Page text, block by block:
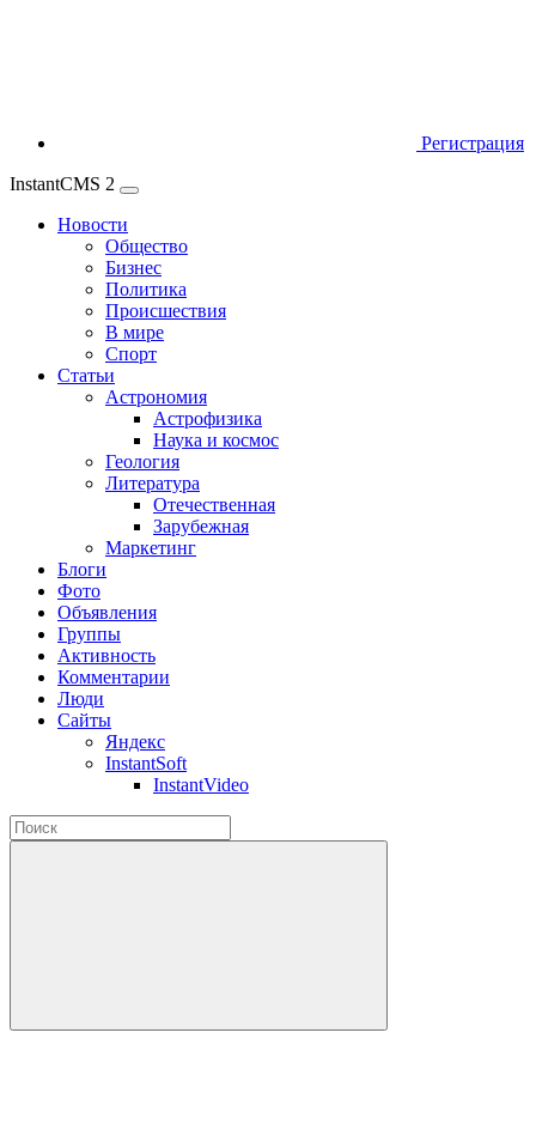
Регистрация
InstantCMS 2
Новости
Общество
Бизнес
Политика
Происшествия
В мире
Спорт
Статьи
Астрономия
Астрофизика
Наука и космос
Геология
Литература
Отечественная
Зарубежная
Маркетинг
Блоги
Фото
Объявления
Группы
Активность
Комментарии
Люди
Сайты
Яндекс
InstantSoft
InstantVideo